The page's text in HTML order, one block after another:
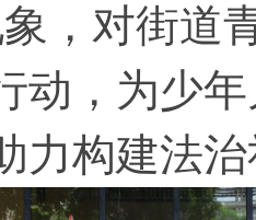
，对街道
动，为少
力构建法